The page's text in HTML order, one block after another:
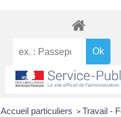
Accueil particuliers > Travail -